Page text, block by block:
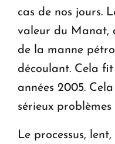
cas de nos jours.
valeur du Manat,
de la manne
découlant. Cela
années 2005.
sérieux
Le processus,